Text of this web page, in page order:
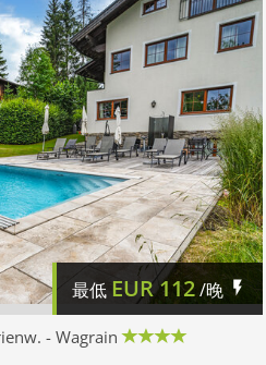
最低 EUR112/晚
- Wagrain